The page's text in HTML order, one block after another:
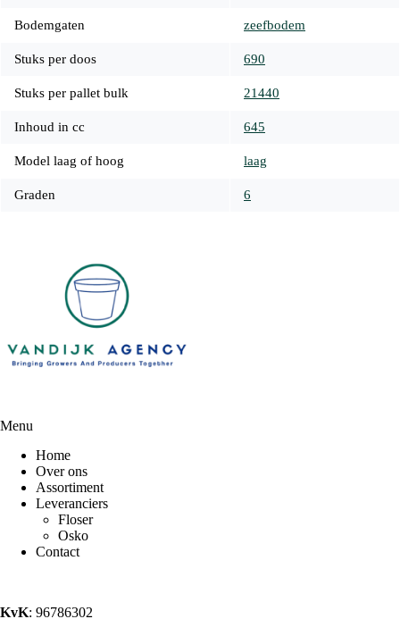
Bodemgaten zeefbodem
Stuks per doos 690
Stuks per pallet bulk 21440
Inhoud in cc 645
Model laag of hoog laag
Graden 6
Menu
Home
Over ons
Assortiment
Leveranciers
Floser
Osko
Contact
KvK: 96786302